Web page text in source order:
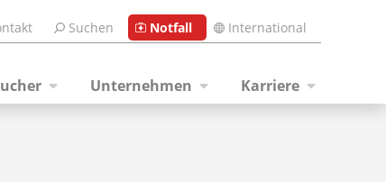
Suchen Notfall International
Unternehmen Karriere